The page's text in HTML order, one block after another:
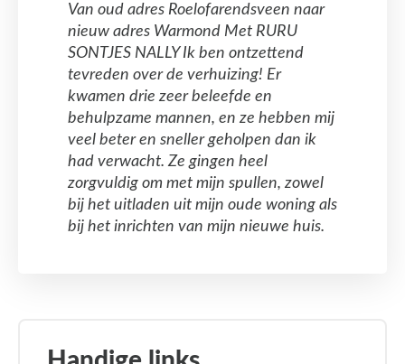
Van oud adres Roelofarendsveen naar
nieuw adres Warmond Met RURU
SONTJES NALLY Ik ben ontzettend
tevreden over de verhuizing! Er
kwamen drie zeer beleefde en
behulpzame mannen, en ze hebben mij
veel beter en sneller geholpen dan ik
had verwacht. Ze gingen heel
zorgvuldig om met mijn spullen, zowel
bij het uitladen uit mijn oude woning als
bij het inrichten van mijn nieuwe huis.